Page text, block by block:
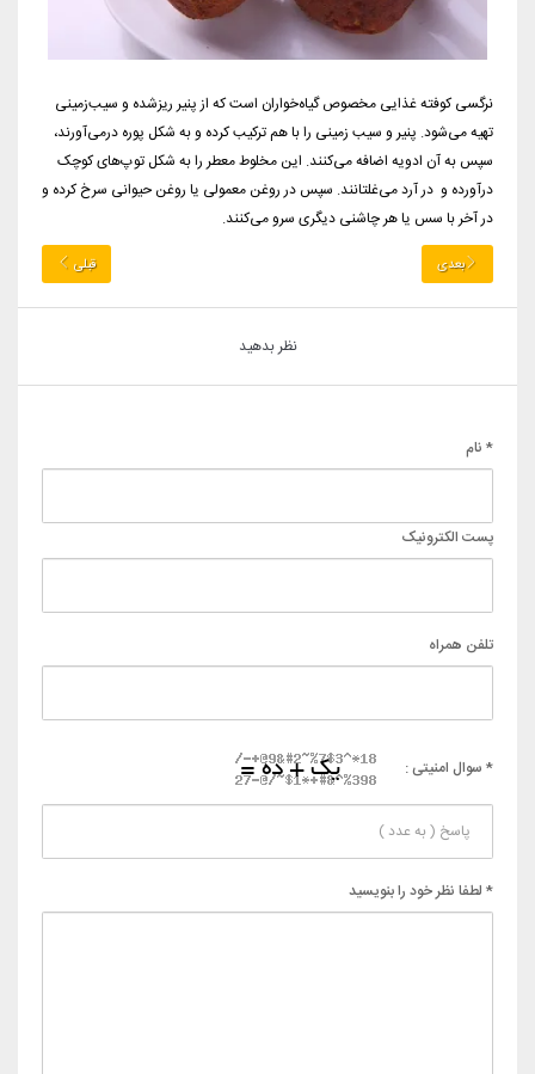
نرگسی کوفته غذایی مخصوص گیاه‌خواران است که از پنیر ریزشده و سیب‌زمینی
تهیه می‌شود. پنیر و سیب زمینی را با هم ترکیب کرده و به شکل پوره درمی‌آورند‌،
سپس به آن ادویه اضافه می‌کنند. این مخلوط معطر را به شکل توپ‌های کوچک
درآورده و در آرد می‌غلتانند. سپس در روغن معمولی یا روغن حیوانی سرخ کرده و
در آخر با سس یا هر چاشنی دیگری سرو می‌کنند.
بعدی قبلی
نظر بدهید
* نام
پست الکترونیک
تلفن همراه
* سوال امنیتی :
* لطفا نظر خود را بنویسید